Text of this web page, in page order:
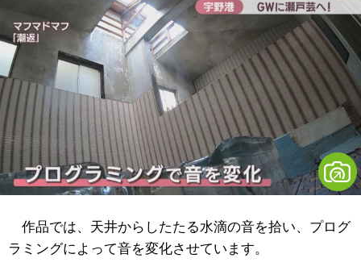
作品では、天井からしたたる水滴の音を拾い、プログ
ラミングによって音を変化させています。